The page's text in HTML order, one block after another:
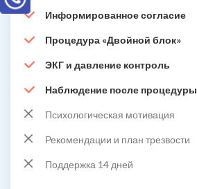
Информированное согласие
Процедура «Двойной блок»
ЭКГ и давление контроль
Наблюдение после процедуры
Психологическая мотивация
Рекомендации и план трезвости
Поддержка 14 дней